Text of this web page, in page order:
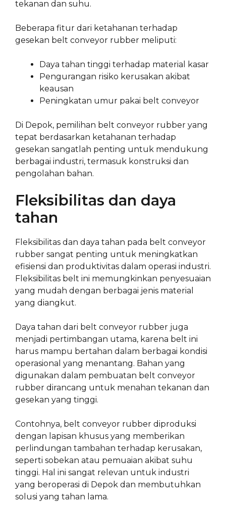
tekanan dan suhu.
Beberapa fitur dari ketahanan terhadap
gesekan belt conveyor rubber meliputi:
Daya tahan tinggi terhadap material kasar
Pengurangan risiko kerusakan akibat
keausan
Peningkatan umur pakai belt conveyor
Di Depok, pemilihan belt conveyor rubber yang
tepat berdasarkan ketahanan terhadap
gesekan sangatlah penting untuk mendukung
berbagai industri, termasuk konstruksi dan
pengolahan bahan.
Fleksibilitas dan daya
tahan
Fleksibilitas dan daya tahan pada belt conveyor
rubber sangat penting untuk meningkatkan
efisiensi dan produktivitas dalam operasi industri.
Fleksibilitas belt ini memungkinkan penyesuaian
yang mudah dengan berbagai jenis material
yang diangkut.
Daya tahan dari belt conveyor rubber juga
menjadi pertimbangan utama, karena belt ini
harus mampu bertahan dalam berbagai kondisi
operasional yang menantang. Bahan yang
digunakan dalam pembuatan belt conveyor
rubber dirancang untuk menahan tekanan dan
gesekan yang tinggi.
Contohnya, belt conveyor rubber diproduksi
dengan lapisan khusus yang memberikan
perlindungan tambahan terhadap kerusakan,
seperti sobekan atau pemuaian akibat suhu
tinggi. Hal ini sangat relevan untuk industri
yang beroperasi di Depok dan membutuhkan
solusi yang tahan lama.